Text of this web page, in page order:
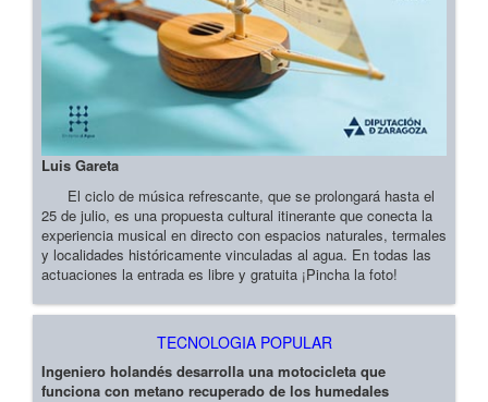
Luis Gareta
El ciclo de música refrescante, que se prolongará hasta el
25 de julio, es una propuesta cultural itinerante que conecta la
experiencia musical en directo con espacios naturales, termales
y localidades históricamente vinculadas al agua. En todas las
actuaciones la entrada es libre y gratuita ¡Pincha la foto!
TECNOLOGIA POPULAR
Ingeniero holandés desarrolla una motocicleta que
funciona con metano recuperado de los humedales